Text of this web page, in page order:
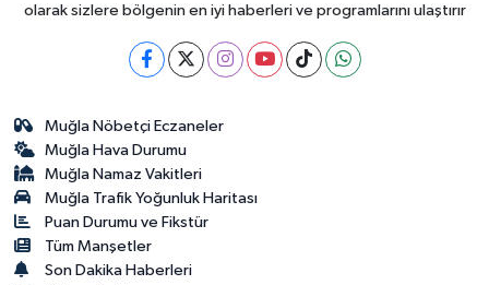
olarak sizlere bölgenin en iyi haberleri ve programlarını ulaştırır
Muğla Nöbetçi Eczaneler
Muğla Hava Durumu
Muğla Namaz Vakitleri
Muğla Trafik Yoğunluk Haritası
Puan Durumu ve Fikstür
Tüm Manşetler
Son Dakika Haberleri